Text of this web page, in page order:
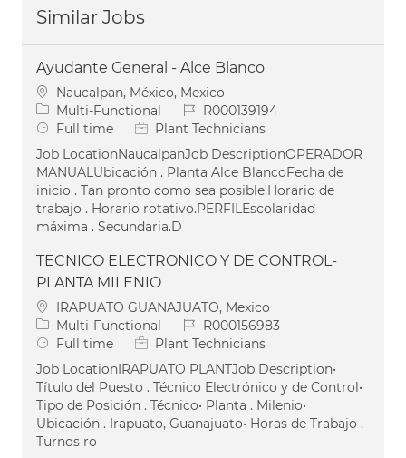
Similar Jobs
Ayudante General - Alce Blanco
Location
Naucalpan, México, Mexico
Category
Multi-Functional Job IdR000139194
Job Type
Full time
Plant Technicians
Job LocationNaucalpanJob DescriptionOPERADOR
MANUALUbicación . Planta Alce BlancoFecha de
inicio . Tan pronto como sea posible.Horario de
trabajo . Horario rotativo.PERFILEscolaridad
máxima . Secundaria.D
TECNICO ELECTRONICO Y DE CONTROL-
PLANTA MILENIO
Location
IRAPUATO GUANAJUATO, Mexico
Category
Multi-Functional Job IdR000156983
Job Type
Full time
Plant Technicians
Job LocationIRAPUATO PLANTJob Description•
Título del Puesto . Técnico Electrónico y de Control•
Tipo de Posición . Técnico• Planta . Milenio•
Ubicación . Irapuato, Guanajuato• Horas de Trabajo .
Turnos ro